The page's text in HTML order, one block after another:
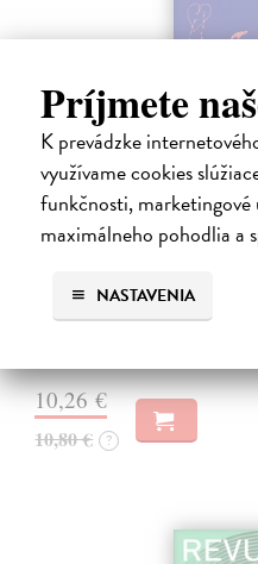
Príjmete
K prevádzke
využívame cookies
funkčnosti, marketingové
maximálneho pohodlia a
NASTAVENIA
Revue Prostor 125
kolektív autorov| Časopis
Číslo věnované takzvaným
humanities) se zabývá vodou
oceánů po nádrže, řeky či
vodních tras bude…
10,26 €
10,80 € ?